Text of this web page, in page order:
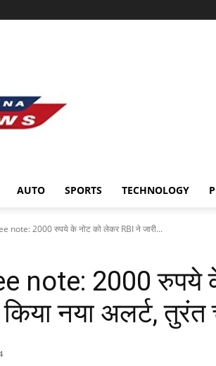
AUTO SPORTS TECHNOLOGY
note: 2000 रुपये के नोट को लेकर RBI ने जारी...
note: 2000 रुपये
किया नया अलर्ट,